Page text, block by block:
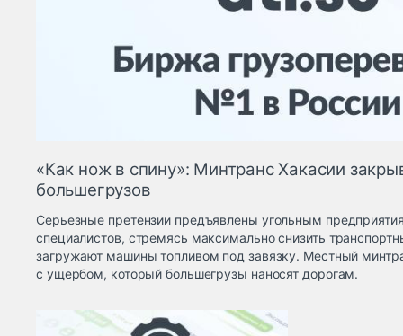
«Как нож в спину»: Минтранс Хакасии
большегрузов
Серьезные претензии предъявлены угольным
специалистов, стремясь максимально снизить
загружают машины топливом под завязку. Местный
с ущербом, который большегрузы наносят дорогам.